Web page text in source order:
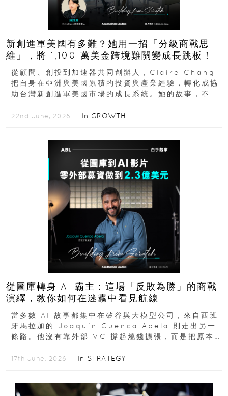
新創進軍美國有多難？她用一招「分級商戰思
維」，將 1,100 萬美金跨境難關變成長跳板！
從顧問、創投到加速器共同創辦人，Claire Chang
把自身在亞洲與美國累積的投資與產業經驗，轉化成協
助台灣新創進軍美國市場的成長系統。她的故事，不只
22nd June, 2026 ｜ In GROWTH
從圖庫轉身 AI 霸主：這場「反敗為勝」的商戰
演繹，教你如何在迷霧中看見航線
當多數 AI 故事都集中在矽谷與大模型公司，來自西班
牙馬拉加的 Joaquín Cuenca Abela 則走出另一
條路。他沒有靠外部 VC 撐起燒錢擴張，而是把原本
17th June, 2026 ｜ In STRATEGY